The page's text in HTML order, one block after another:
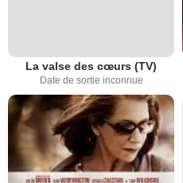
La valse des cœurs (TV)
Date de sortie inconnue